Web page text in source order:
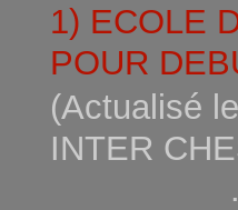
1) ECOLE
POUR
(Actualisé
INTER